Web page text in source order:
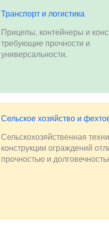
Транспорт и логистика
Прицепы, контейнеры и
требующие прочности и
универсальности.
Сельское хозяйство и
Сельскохозяйственная
конструкции ограждений
прочностью и